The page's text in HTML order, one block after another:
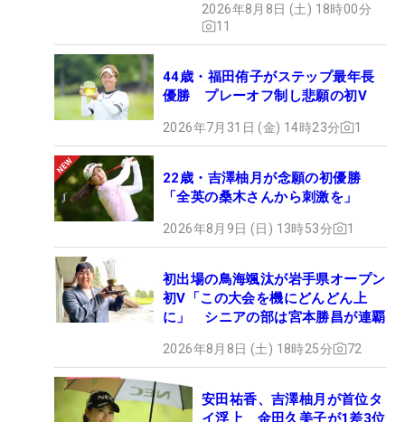
2026年8月8日 (土) 18時00分
11
44歳・福田侑子がステップ最年長
優勝 プレーオフ制し悲願の初V
2026年7月31日 (金) 14時23分 1
22歳・吉澤柚月が念願の初優勝
「全英の桑木さんから刺激を」
2026年8月9日 (日) 13時53分 1
初出場の鳥海颯汰が岩手県オープン
初V「この大会を機にどんどん上
に」 シニアの部は宮本勝昌が連覇
2026年8月8日 (土) 18時25分 72
安田祐香、吉澤柚月が首位タ
イ浮上 金田久美子が1差3位